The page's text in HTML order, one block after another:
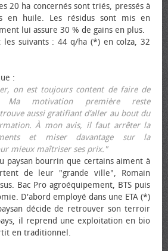
20 ha concernés sont triés, pressés à
en huile. Les résidus sont mis en
lui assure 30 % de gains en plus.
les suivants : 44 q/ha (*) en colza, 32
:
on est toujours content de faire de
Ma motivation première reste
aussi gratifiant d’aller au bout du
À mon avis, il faut arrêter la
et miser davantage sur la
mieux maîtriser ses prix."
paysan bourrin que certains aiment à
de leur "grande ville", Romain
Bac Pro agroéquipement, BTS puis
D'abord employé dans une ETA (*)
décide de retrouver son terroir
il reprend une exploitation en bio
en traditionnel.